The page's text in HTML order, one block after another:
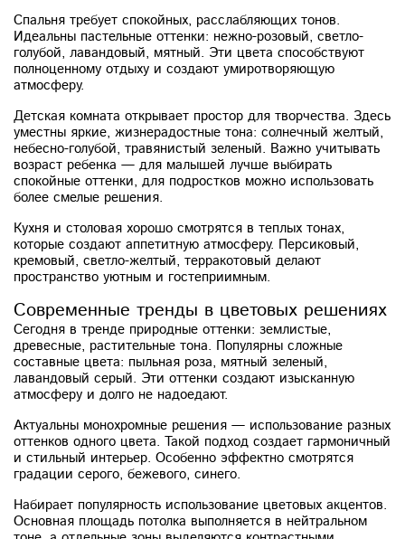
Спальня требует спокойных, расслабляющих тонов.
Идеальны пастельные оттенки: нежно-розовый, светло-
голубой, лавандовый, мятный. Эти цвета способствуют
полноценному отдыху и создают умиротворяющую
атмосферу.
Детская комната открывает простор для творчества. Здесь
уместны яркие, жизнерадостные тона: солнечный желтый,
небесно-голубой, травянистый зеленый. Важно учитывать
возраст ребенка — для малышей лучше выбирать
спокойные оттенки, для подростков можно использовать
более смелые решения.
Кухня и столовая хорошо смотрятся в теплых тонах,
которые создают аппетитную атмосферу. Персиковый,
кремовый, светло-желтый, терракотовый делают
пространство уютным и гостеприимным.
Современные тренды в цветовых решениях
Сегодня в тренде природные оттенки: землистые,
древесные, растительные тона. Популярны сложные
составные цвета: пыльная роза, мятный зеленый,
лавандовый серый. Эти оттенки создают изысканную
атмосферу и долго не надоедают.
Актуальны монохромные решения — использование разных
оттенков одного цвета. Такой подход создает гармоничный
и стильный интерьер. Особенно эффектно смотрятся
градации серого, бежевого, синего.
Набирает популярность использование цветовых акцентов.
Основная площадь потолка выполняется в нейтральном